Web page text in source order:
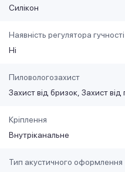
Силікон
Наявність регулятора гучності
Ні
Пиловологозахист
Захист від бризок Захист від
Кріплення
Внутріканальне
Тип акустичного оформлення